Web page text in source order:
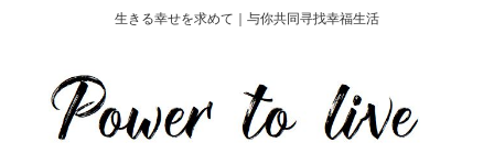
生きる幸せを求めて｜与你共同寻找幸福生活